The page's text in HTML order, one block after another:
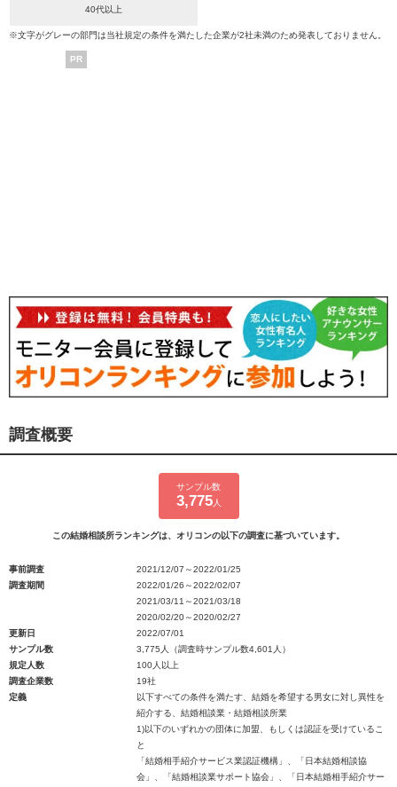
40代以上
※文字がグレーの部門は当社規定の条件を満たした企業が2社未満のため発表しておりません。
PR
調査概要
サンプル数
3,775人
この結婚相談所ランキングは、オリコンの以下の調査に基づいています。
事前調査
2021/12/07～2022/01/25
調査期間
2022/01/26～2022/02/07
2021/03/11～2021/03/18
2020/02/20～2020/02/27
更新日
2022/07/01
サンプル数
3,775人（調査時サンプル数4,601人）
規定人数
100人以上
調査企業数
19社
定義
以下すべての条件を満たす、結婚を希望する男女に対し異性を
紹介する、結婚相談業・結婚相談所業
1)以下のいずれかの団体に加盟、もしくは認証を受けているこ
と
「結婚相手紹介サービス業認証機構」、「日本結婚相談協
会」、「結婚相談業サポート協会」、「日本結婚相手紹介サー